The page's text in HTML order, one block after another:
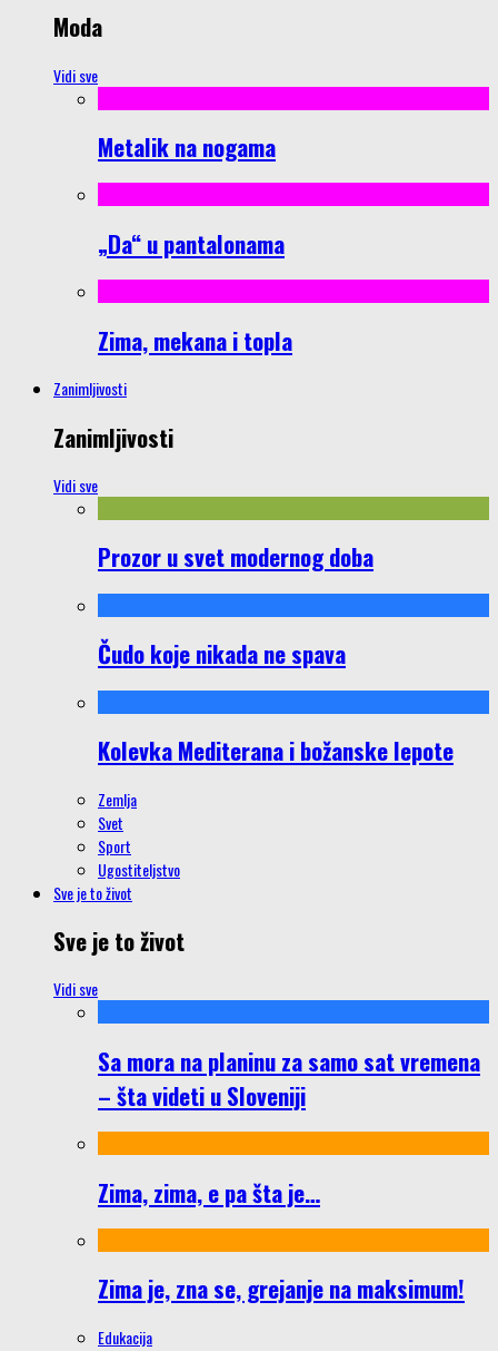
Moda
Vidi sve
Metalik na nogama
„Da“ u pantalonama
Zima, mekana i topla
Zanimljivosti
Zanimljivosti
Vidi sve
Prozor u svet modernog doba
Čudo koje nikada ne spava
Kolevka Mediterana i božanske lepote
Zemlja
Svet
Sport
Ugostiteljstvo
Sve je to život
Sve je to život
Vidi sve
Sa mora na planinu za samo sat vremena
– šta videti u Sloveniji
Zima, zima, e pa šta je…
Zima je, zna se, grejanje na maksimum!
Edukacija